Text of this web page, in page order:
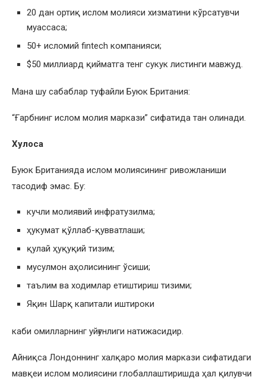
20 дан ортиқ ислом молияси хизматини кўрсатувчи
муассаса;
50+ исломий fintech компанияси;
$50 миллиард қийматга тенг сукук листинги мавжуд.
Мана шу сабаблар туфайли Буюк Британия:
“Ғарбнинг ислом молия маркази” сифатида тан олинади.
Хулоса
Буюк Британияда ислом молиясининг ривожланиши
тасодиф эмас. Бу:
кучли молиявий инфратузилма;
ҳукумат қўллаб-қувватлаши;
қулай ҳуқуқий тизим;
мусулмон аҳолисининг ўсиши;
таълим ва ходимлар етиштириш тизими;
Яқин Шарқ капитали иштироки
каби омилларнинг уйғунлиги натижасидир.
Айниқса Лондоннинг халқаро молия маркази сифатидаги
мавқеи ислом молиясини глобаллаштиришда ҳал қилувчи